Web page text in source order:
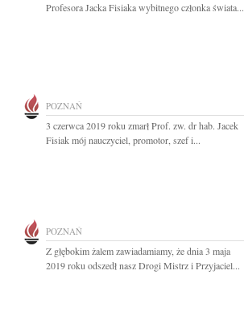
Profesora Jacka Fisiaka wybitnego członka świata...
POZNAŃ
3 czerwca 2019 roku zmarł Prof. zw. dr hab. Jacek
Fisiak mój nauczyciel, promotor, szef i...
POZNAŃ
Z głębokim żalem zawiadamiamy, że dnia 3 maja
2019 roku odszedł nasz Drogi Mistrz i Przyjaciel...